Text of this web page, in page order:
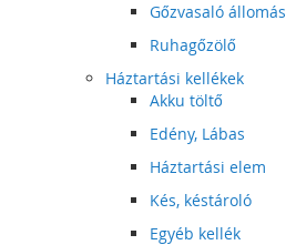
Gőzvasaló állomás
Ruhagőzölő
Háztartási kellékek
Akku töltő
Edény, Lábas
Háztartási elem
Kés, késtároló
Egyéb kellék